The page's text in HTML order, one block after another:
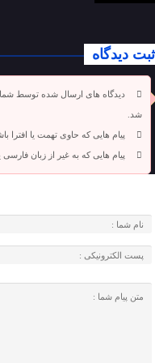
ثبت دیدگاه
دیدگاه های ارسال شده توسط
شد.
پیام هایی که حاوی تهمت یا افترا
پیام هایی که به غیر از زبان